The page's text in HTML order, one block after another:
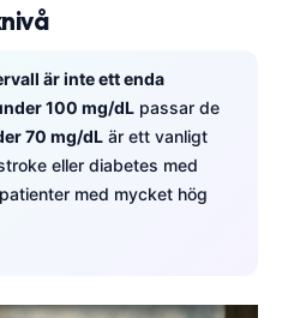
är inte ett enda
100 mg/dL passar de
70 mg/dL är ett vanligt
eller diabetes med
med mycket hög